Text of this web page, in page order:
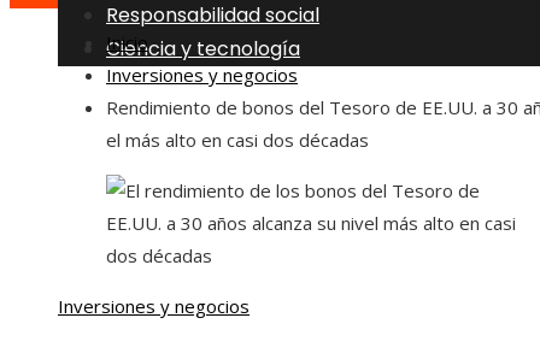
Responsabilidad social
Ciencia y tecnología
Inicio
Inversiones y negocios
Rendimiento de bonos del Tesoro de EE.UU. a 30
el más alto en casi dos décadas
Inversiones y negocios